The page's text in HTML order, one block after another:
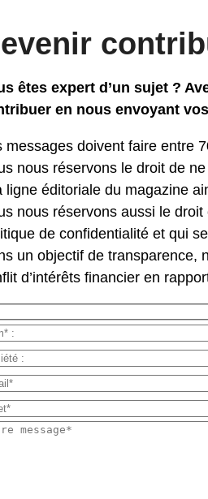
êtes expert d’un sujet ?
en nous envoyant
messages doivent faire entre
nous réservons le droit de
ligne éditoriale du magazine
nous réservons aussi le
de confidentialité et qui
un objectif de transparence,
d’intérêts financier en